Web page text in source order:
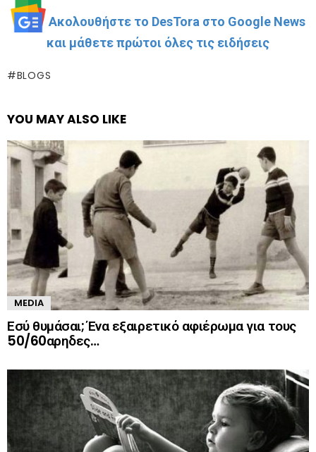
Ακολουθήστε το DesTora στο Google News
και μάθετε πρώτοι όλες τις ειδήσεις
BLOGS
YOU MAY ALSO LIKE
MEDIA
Εσύ θυμάσαι; Ένα εξαιρετικό αφιέρωμα για τους
50/60αρηδες…